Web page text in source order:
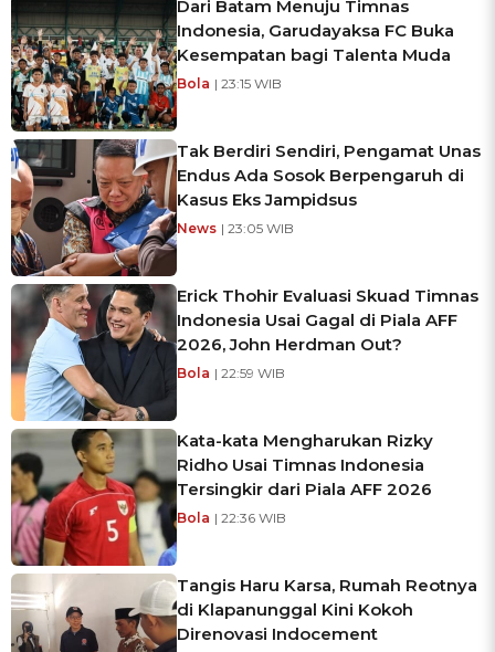
Dari Batam Menuju Timnas
Indonesia, Garudayaksa FC Buka
Kesempatan bagi Talenta Muda
Bola | 23:15 WIB
Tak Berdiri Sendiri, Pengamat Unas
Endus Ada Sosok Berpengaruh di
Kasus Eks Jampidsus
News | 23:05 WIB
Erick Thohir Evaluasi Skuad Timnas
Indonesia Usai Gagal di Piala AFF
2026, John Herdman Out?
Bola | 22:59 WIB
Kata-kata Mengharukan Rizky
Ridho Usai Timnas Indonesia
Tersingkir dari Piala AFF 2026
Bola | 22:36 WIB
Tangis Haru Karsa, Rumah Reotnya
di Klapanunggal Kini Kokoh
Direnovasi Indocement